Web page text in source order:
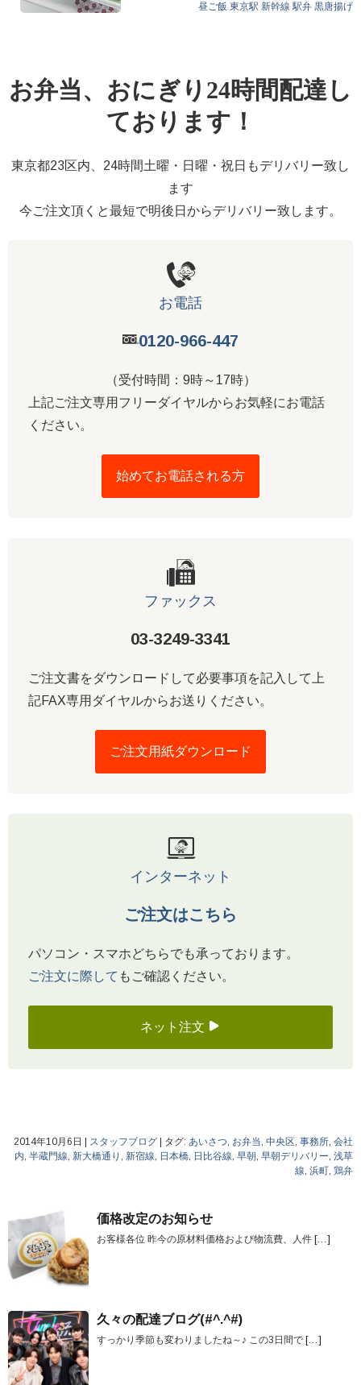
黒から・カレ…昼ご飯 東京駅 新幹線 駅弁 黒唐揚げ
お弁当、おにぎり24時間配達し
ております！
東京都23区内、24時間土曜・日曜・祝日もデリバリー致し
ます
今ご注文頂くと最短で明後日からデリバリー致します。
お電話
0120-966-447
（受付時間：9時～17時）
上記ご注文専用フリーダイヤルからお気軽にお電話
ください。
始めてお電話される方
ファックス
03-3249-3341
ご注文書をダウンロードして必要事項を記入して上
記FAX専用ダイヤルからお送りください。
ご注文用紙ダウンロード
インターネット
ご注文はこちら
パソコン・スマホどちらでも承っております。
ご注文に際して もご確認ください。
ネット注文
2014年10月6日 スタッフブログ タグ: あいさつ, お弁当, 中央区, 事務所, 会社
内, 半蔵門線, 新大橋通り , 新宿線, 日本橋, 日比谷線, 早朝, 早朝デリバリー, 浅草
線, 浜町, 鶏弁
価格改定のお知らせ
お客様各位 昨今の原材料価格および物流費、人件 […]
久々の配達ブログ(#^.^#)
すっかり季節も変わりましたね～♪ この3日間で […]